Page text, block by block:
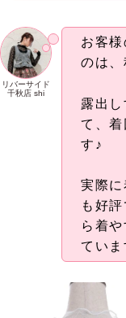
リバーサイド
千秋店 shi
お客
のは、
露出
て、
す♪
実際に
も好
ら着
てい